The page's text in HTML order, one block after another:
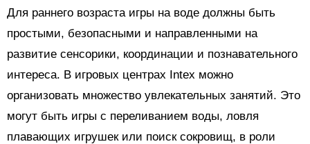
Для раннего возраста игры на воде должны быть
простыми, безопасными и направленными на
развитие сенсорики, координации и познавательного
интереса. В игровых центрах Intex можно
организовать множество увлекательных занятий. Это
могут быть игры с переливанием воды, ловля
плавающих игрушек или поиск сокровищ, в роли